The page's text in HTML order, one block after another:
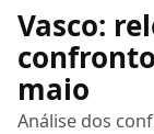
Vasco:
maio
Análise dos